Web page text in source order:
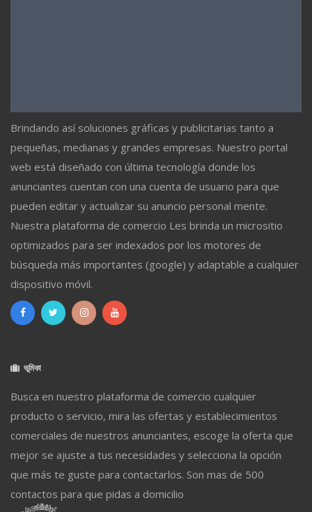
Brindando así soluciones gráficas y publicitarias tanto a
pequeñas, medianas y grandes empresas. Nuestro portal
web está diseñado con última tecnología donde los
anunciantes cuentan con una cuenta de usuario para que
pueden editar y actualizar su anuncio personal mente.
Nuestra plataforma de comercio Les brinda un micrositio
optimizados para ser indexados por los motores de
búsqueda más importantes (google) y adaptable a cualquier
dispositivo móvil.
ভূমিকা
Busca en nuestro plataforma de comercio cualquier
producto o servicio, mira las ofertas y establecimientos
comerciales de nuestros anunciantes, escoge la oferta que
mejor se ajuste a tus necesidades y selecciona la opción
que más te guste para contactarlos. Son mas de 500
contactos para que pidas a domicilio